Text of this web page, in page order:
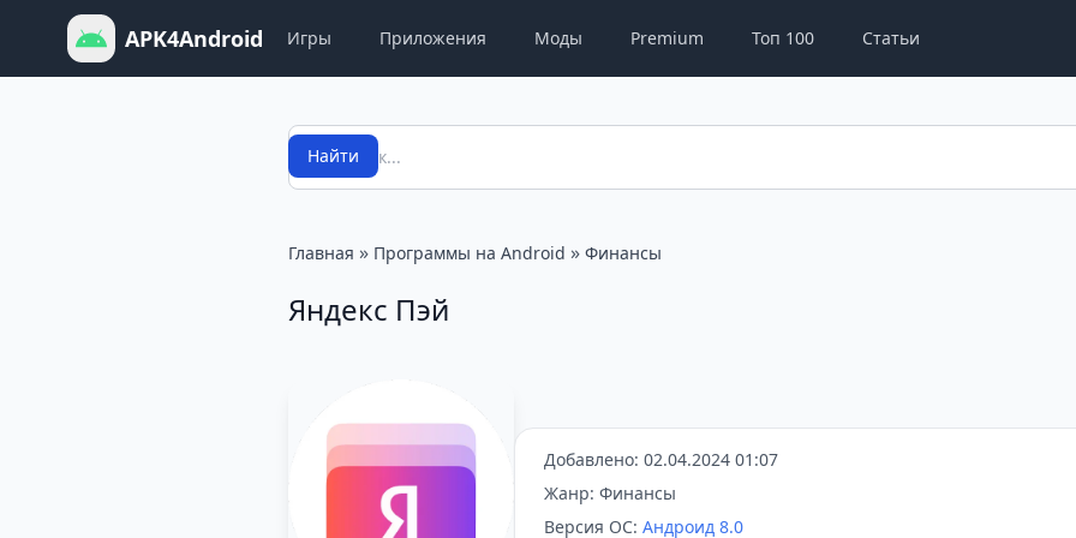
APK4Android Игры Приложения Моды Premium Топ 100 Статьи
Поиск
Найти
Главная » Программы на Android » Финансы
Яндекс Пэй
Добавлено: 02.04.2024 01:07
Жанр: Финансы
Версия ОС: Андроид 8.0